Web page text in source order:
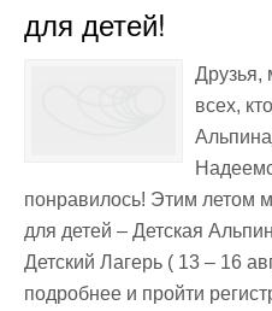
для детей!
Друзья,
всех,
понравилось! Этим летом
для детей – Детская
Детский Лагерь ( 13 – 16
подробнее и пройти